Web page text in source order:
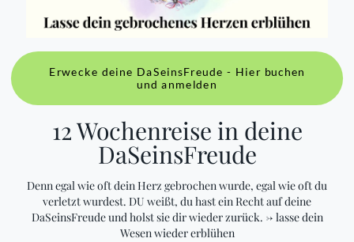
Erwecke deine DaSeinsFreude - Hier buchen
und anmelden
12 Wochenreise in deine
DaSeinsFreude
Denn egal wie oft dein Herz gebrochen wurde, egal wie oft du
verletzt wurdest. DU weißt, du hast ein Recht auf deine
DaSeinsFreude und holst sie dir wieder zurück. -> lasse dein
Wesen wieder erblühen